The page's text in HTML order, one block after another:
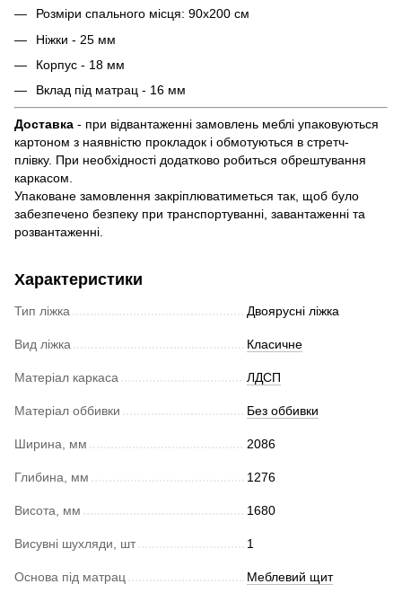
Розміри спального місця: 90х200 см
Ніжки - 25 мм
Корпус - 18 мм
Вклад під матрац - 16 мм
Доставка - при відвантаженні замовлень меблі упаковуються
картоном з наявністю прокладок і обмотуються в стретч-
плівку. При необхідності додатково робиться обрештування
каркасом.
Упаковане замовлення закріплюватиметься так, щоб було
забезпечено безпеку при транспортуванні, завантаженні та
розвантаженні.
Характеристики
Тип ліжка Двоярусні ліжка
Вид ліжка Класичне
Матеріал каркаса ЛДСП
Матеріал оббивки Без оббивки
Ширина, мм 2086
Глибина, мм 1276
Висота, мм 1680
Висувні шухляди, шт 1
Основа під матрац Меблевий щит